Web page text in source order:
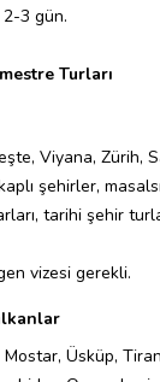
3 gün.
Turları
Viyana, Zürih,
şehirler,
tarihi şehir
vizesi gerekli.
Üsküp,